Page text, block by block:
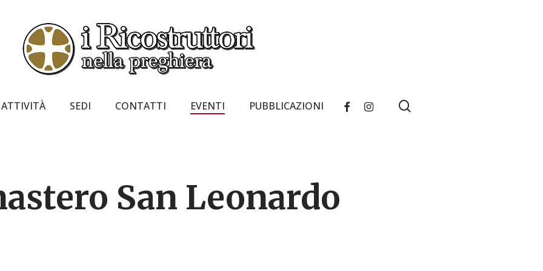
ATTIVITÀ SEDI CONTATTI EVENTI PUBBLICAZIONI FACEBOOKINSTAGRAM
San Leonardo